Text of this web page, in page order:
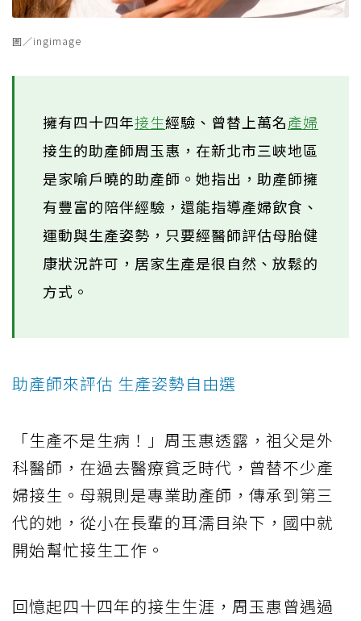
圖／ingimage
擁有四十四年接生經驗、曾替上萬名產婦
接生的助產師周玉惠，在新北市三峽地區
是家喻戶曉的助產師。她指出，助產師擁
有豐富的陪伴經驗，還能指導產婦飲食、
運動與生產姿勢，只要經醫師評估母胎健
康狀況許可，居家生產是很自然、放鬆的
方式。
助產師來評估 生產姿勢自由選
「生產不是生病！」周玉惠透露，祖父是外
科醫師，在過去醫療貧乏時代，曾替不少產
婦接生。母親則是專業助產師，傳承到第三
代的她，從小在長輩的耳濡目染下，國中就
開始幫忙接生工作。
回憶起四十四年的接生生涯，周玉惠曾遇過